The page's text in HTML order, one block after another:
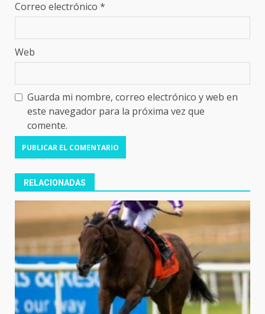
Correo electrónico *
Web
Guarda mi nombre, correo electrónico y web en
este navegador para la próxima vez que
comente.
RELACIONADAS